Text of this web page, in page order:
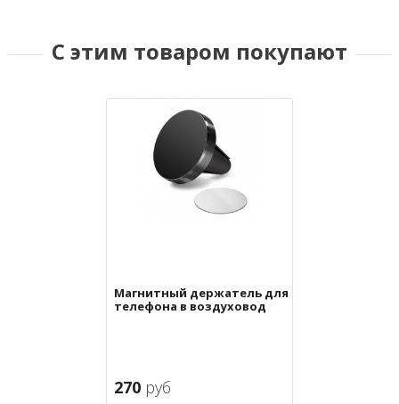
С этим товаром покупают
Магнитный держатель для
телефона в воздуховод
270 руб